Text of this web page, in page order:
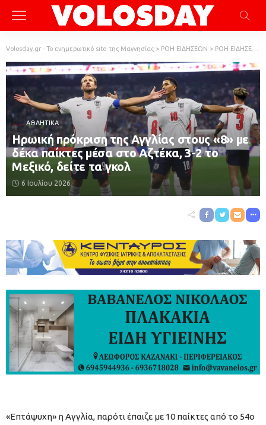
Volosday.gr - Το ενημερωτικό site της Μαγνησίας > ΡΟΗ ΕΙΔΗΣΕΩΝ > ΡΟΗ ΕΙΔΗΣΕΩΝ
ΑΘΛΗΤΙΚΆ
Ηρωική πρόκριση της Αγγλίας στους «8» με
δέκα παίκτες μέσα στο Αζτέκα, 3-2 το
Μεξικό, δείτε τα γκολ
6 Ιουλίου 2026
«Επτάψυχη» η Αγγλία, παρότι έπαιζε με 10 παίκτες από το 54ο